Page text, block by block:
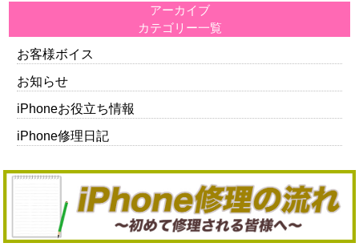
アーカイブ
カテゴリー一覧
お客様ボイス
お知らせ
iPhoneお役立ち情報
iPhone修理日記